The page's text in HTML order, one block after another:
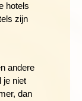
hotels
zijn
andere
je niet
dan